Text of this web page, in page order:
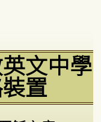
文中學
置